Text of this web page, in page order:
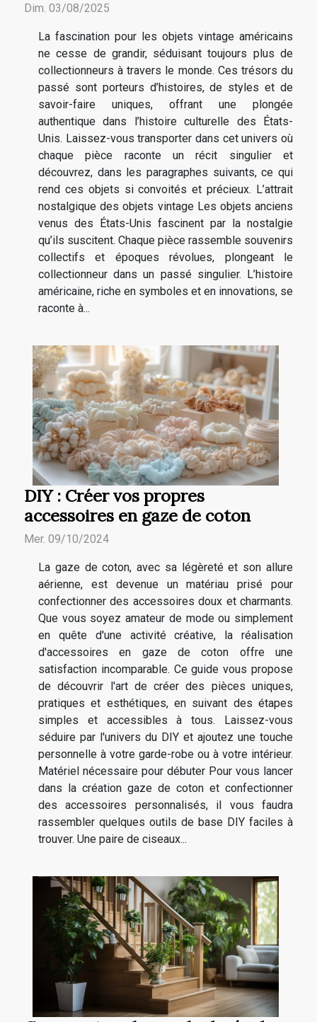
Dim. 03/08/2025
La fascination pour les objets vintage américains
ne cesse de grandir, séduisant toujours plus de
collectionneurs à travers le monde. Ces trésors du
passé sont porteurs d’histoires, de styles et de
savoir-faire uniques, offrant une plongée
authentique dans l’histoire culturelle des États-
Unis. Laissez-vous transporter dans cet univers où
chaque pièce raconte un récit singulier et
découvrez, dans les paragraphes suivants, ce qui
rend ces objets si convoités et précieux. L’attrait
nostalgique des objets vintage Les objets anciens
venus des États-Unis fascinent par la nostalgie
qu’ils suscitent. Chaque pièce rassemble souvenirs
collectifs et époques révolues, plongeant le
collectionneur dans un passé singulier. L’histoire
américaine, riche en symboles et en innovations, se
raconte à...
DIY : Créer vos propres
accessoires en gaze de coton
Mer. 09/10/2024
La gaze de coton, avec sa légèreté et son allure
aérienne, est devenue un matériau prisé pour
confectionner des accessoires doux et charmants.
Que vous soyez amateur de mode ou simplement
en quête d'une activité créative, la réalisation
d'accessoires en gaze de coton offre une
satisfaction incomparable. Ce guide vous propose
de découvrir l'art de créer des pièces uniques,
pratiques et esthétiques, en suivant des étapes
simples et accessibles à tous. Laissez-vous
séduire par l'univers du DIY et ajoutez une touche
personnelle à votre garde-robe ou à votre intérieur.
Matériel nécessaire pour débuter Pour vous lancer
dans la création gaze de coton et confectionner
des accessoires personnalisés, il vous faudra
rassembler quelques outils de base DIY faciles à
trouver. Une paire de ciseaux...